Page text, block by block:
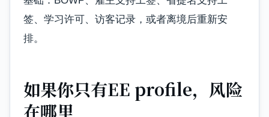
签、学习许可、访客记录，或者离境后重新安
排。
如果你只有EE profile，风险
在哪里